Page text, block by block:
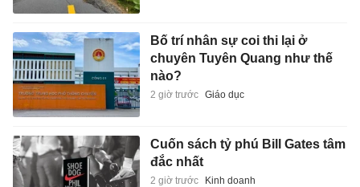
Bố trí nhân sự coi thi lại ở
chuyên Tuyên Quang như thế
nào?
2 giờ trước Giáo dục
Cuốn sách tỷ phú Bill Gates tâm
đắc nhất
2 giờ trước Kinh doanh